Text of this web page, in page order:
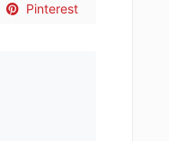
Pinterest